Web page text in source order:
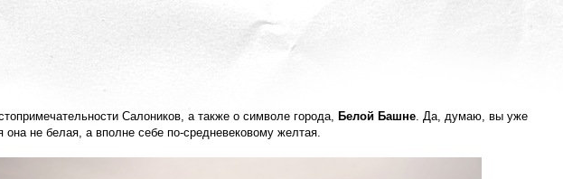
Салоников, а также о символе города, Белой Башне. Да, думаю, вы уже
она не белая, а вполне себе по-средневековому желтая.